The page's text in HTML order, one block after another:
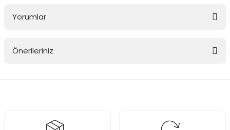
Yorumlar
Önerileriniz